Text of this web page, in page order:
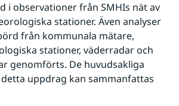
i observationer från SMHIs nät av
stationer. Även analyser
från kommunala mätare,
stationer, väderradar och
genomförts. De huvudsakliga
uppdrag kan sammanfattas